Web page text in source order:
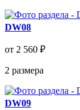
DW08
от 2 560 ₽
2 размера
DW09